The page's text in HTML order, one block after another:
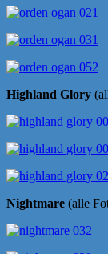
Highland Glory
Nightmare (alle